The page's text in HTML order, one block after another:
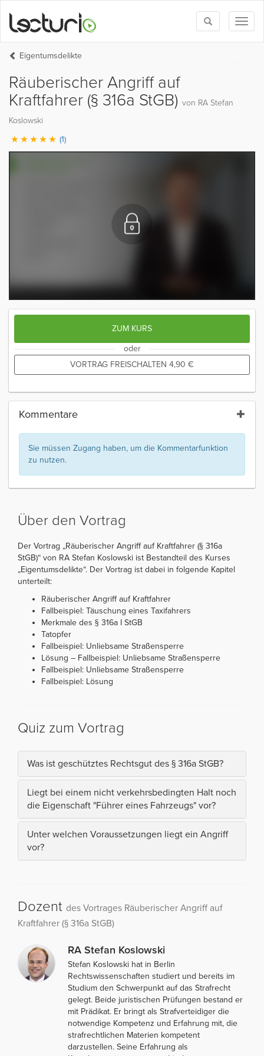
Toggle
search
Eigentumsdelikte
Räuberischer Angriff auf
Kraftfahrer (§ 316a StGB) von RA Stefan
Koslowski
(1)
ZUM KURS
oder
VORTRAG FREISCHALTEN 4,90 €
Kommentare
Sie müssen Zugang haben, um die Kommentarfunktion
zu nutzen.
Über den Vortrag
Der Vortrag „Räuberischer Angriff auf Kraftfahrer (§ 316a
StGB)“ von RA Stefan Koslowski ist Bestandteil des Kurses
„Eigentumsdelikte“. Der Vortrag ist dabei in folgende Kapitel
unterteilt:
Räuberischer Angriff auf Kraftfahrer
Fallbeispiel: Täuschung eines Taxifahrers
Merkmale des § 316a I StGB
Tatopfer
Fallbeispiel: Unliebsame Straßensperre
Lösung – Fallbeispiel: Unliebsame Straßensperre
Fallbeispiel: Unliebsame Straßensperre
Fallbeispiel: Lösung
Quiz zum Vortrag
Was ist geschütztes Rechtsgut des § 316a StGB?
Liegt bei einem nicht verkehrsbedingten Halt noch
die Eigenschaft "Führer eines Fahrzeugs" vor?
Unter welchen Voraussetzungen liegt ein Angriff
vor?
Dozent des Vortrages Räuberischer Angriff auf
Kraftfahrer (§ 316a StGB)
RA Stefan Koslowski
Stefan Koslowski hat in Berlin
Rechtswissenschaften studiert und bereits im
Studium den Schwerpunkt auf das Strafrecht
gelegt. Beide juristischen Prüfungen bestand er
mit Prädikat. Er bringt als Strafverteidiger die
notwendige Kompetenz und Erfahrung mit, die
strafrechtlichen Materien kompetent
darzustellen. Seine Erfahrung als